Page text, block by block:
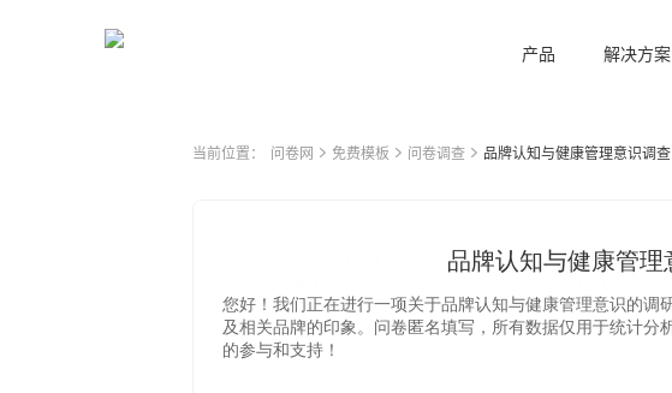
产品 解决方案
当前位置： 问卷网 免费模板 问卷调查 品牌认知与健康管理意识调查